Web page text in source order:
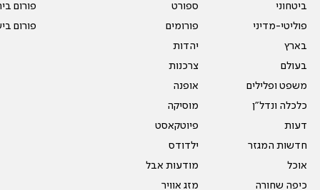
ביטחוני
פוליטי-מדיני
בארץ
בעולם
משפט ופלילים
כלכלה ונדל"ן
דעות
חדשות המגזר
אוכל
כיפה שחורה
ספורט
פורומים
יהדות
צרכנות
אופנה
מוסיקה
פיוטקאסט
ילדודס
מודעות אבל
מזג אוויר
פורום
פורום